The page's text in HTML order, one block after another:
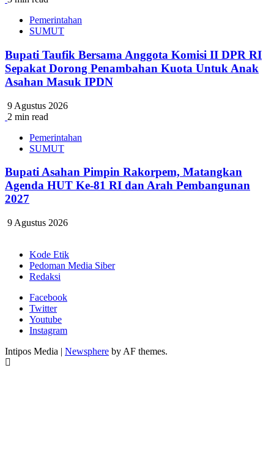
Pemerintahan
SUMUT
Bupati Taufik Bersama Anggota Komisi II DPR RI
Sepakat Dorong Penambahan Kuota Untuk Anak
Asahan Masuk IPDN
9 Agustus 2026
2 min read
Pemerintahan
SUMUT
Bupati Asahan Pimpin Rakorpem, Matangkan
Agenda HUT Ke-81 RI dan Arah Pembangunan
2027
9 Agustus 2026
Kode Etik
Pedoman Media Siber
Redaksi
Facebook
Twitter
Youtube
Instagram
Intipos Media | Newsphere by AF themes.